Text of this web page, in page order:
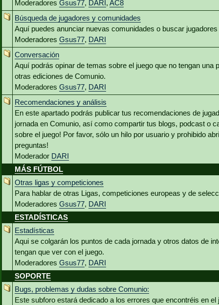
Moderadores Gsus77, DARI, AC8
Búsqueda de jugadores y comunidades
Aquí puedes anunciar nuevas comunidades o buscar
Moderadores Gsus77, DARI
Conversación
Aquí podrás opinar de temas sobre el juego que no tengan una
otras ediciones de Comunio.
Moderadores Gsus77, DARI
Recomendaciones y análisis
En este apartado podrás publicar tus recomendaciones de
jornada en Comunio, así como compartir tus blogs, podcast o
sobre el juego! Por favor, sólo un hilo por usuario y prohibido
preguntas!
Moderador DARI
MÁS FÚTBOL
Otras ligas y competiciones
Para hablar de otras Ligas, competiciones europeas y de
Moderadores Gsus77, DARI
ESTADÍSTICAS
Estadísticas
Aqui se colgarán los puntos de cada jornada y otros datos de
tengan que ver con el juego.
Moderadores Gsus77, DARI
SOPORTE
Bugs, problemas y dudas sobre Comunio:
Este subforo estará dedicado a los errores que encontréis en el